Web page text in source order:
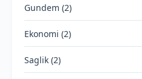
Gundem (2)
Ekonomi (2)
Saglik (2)